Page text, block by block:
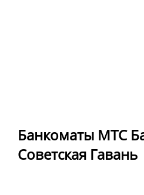
Банкоматы МТС
Советская Гавань